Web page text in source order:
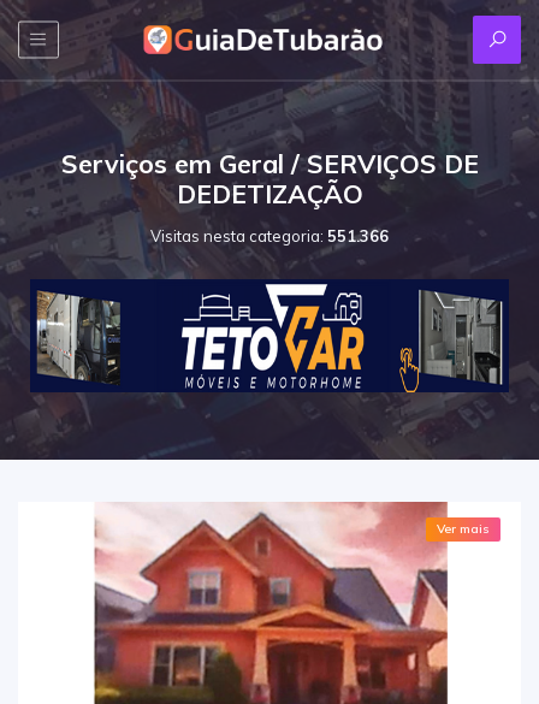
Serviços em Geral / SERVIÇOS DE
DEDETIZAÇÃO
Visitas nesta categoria: 551.366
Ver mais